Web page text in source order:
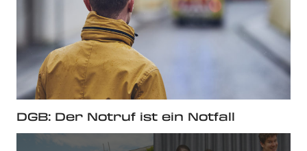
DGB: Der Notruf ist ein Notfall